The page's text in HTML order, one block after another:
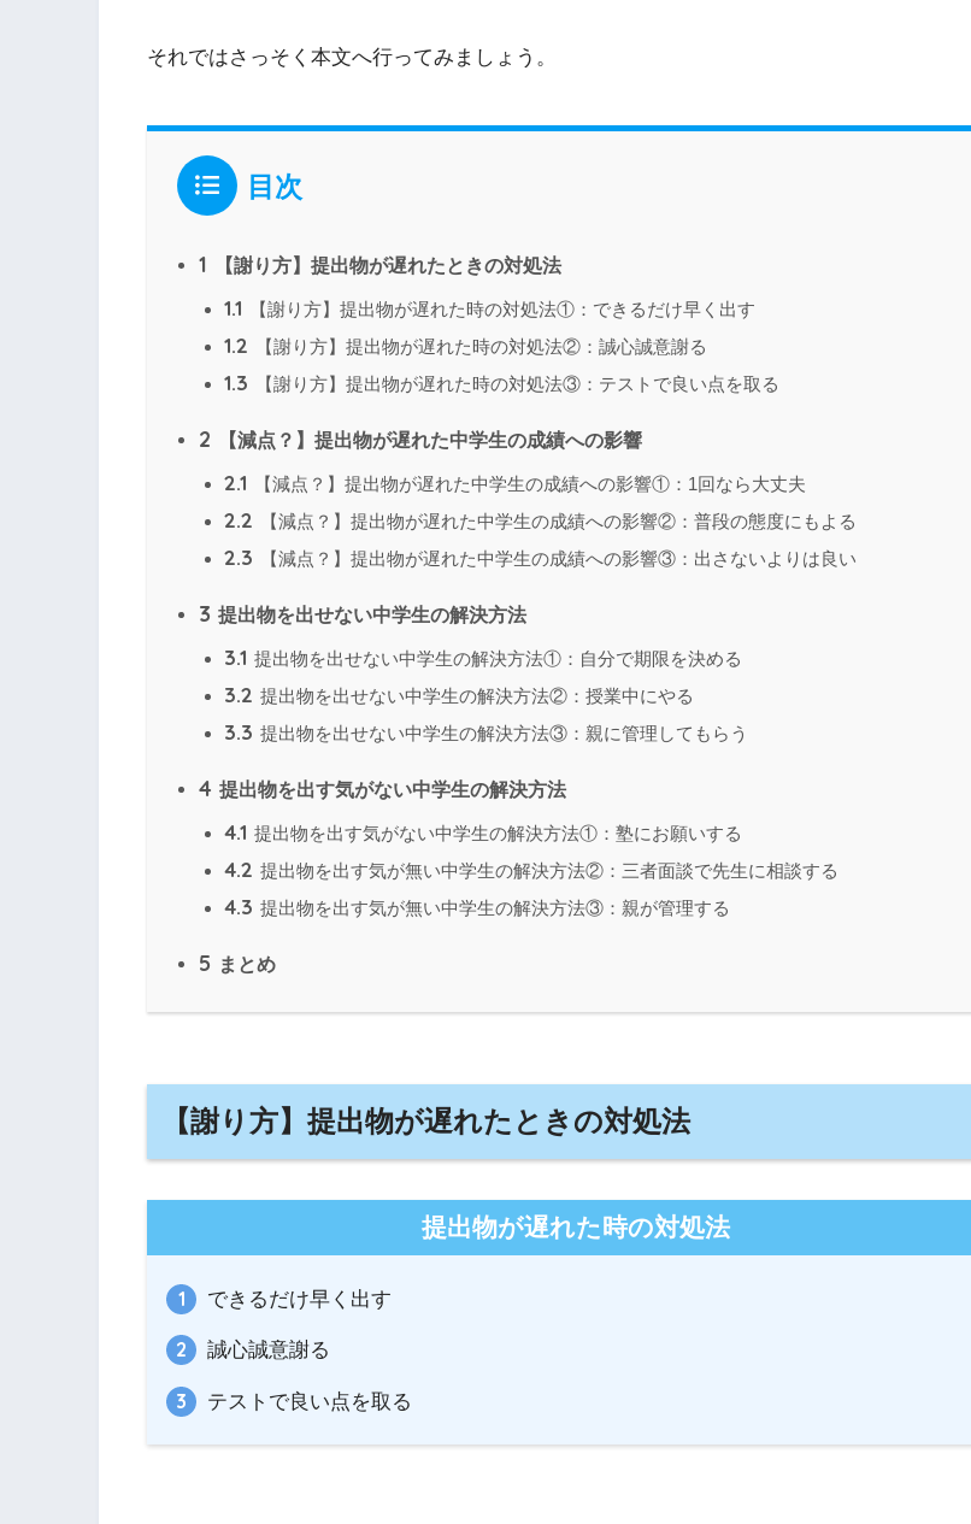
それではさっそく本文へ行ってみましょう。
目次
1 【謝り方】提出物が遅れたときの対処法
1.1 【謝り方】提出物が遅れた時の対処法①：できるだけ早く出す
1.2 【謝り方】提出物が遅れた時の対処法②：誠心誠意謝る
1.3 【謝り方】提出物が遅れた時の対処法③：テストで良い点を取る
2 【減点？】提出物が遅れた中学生の成績への影響
2.1 【減点？】提出物が遅れた中学生の成績への影響①：1回なら大丈夫
2.2 【減点？】提出物が遅れた中学生の成績への影響②：普段の態度にもよる
2.3 【減点？】提出物が遅れた中学生の成績への影響③：出さないよりは良い
3 提出物を出せない中学生の解決方法
3.1 提出物を出せない中学生の解決方法①：自分で期限を決める
3.2 提出物を出せない中学生の解決方法②：授業中にやる
3.3 提出物を出せない中学生の解決方法③：親に管理してもらう
4 提出物を出す気がない中学生の解決方法
4.1 提出物を出す気がない中学生の解決方法①：塾にお願いする
4.2 提出物を出す気が無い中学生の解決方法②：三者面談で先生に相談する
4.3 提出物を出す気が無い中学生の解決方法③：親が管理する
5 まとめ
【謝り方】提出物が遅れたときの対処法
提出物が遅れた時の対処法
できるだけ早く出す
誠心誠意謝る
テストで良い点を取る